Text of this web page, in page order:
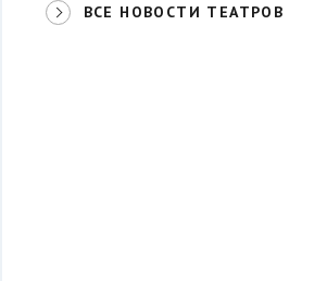
ВСЕ НОВОСТИ ТЕАТРОВ